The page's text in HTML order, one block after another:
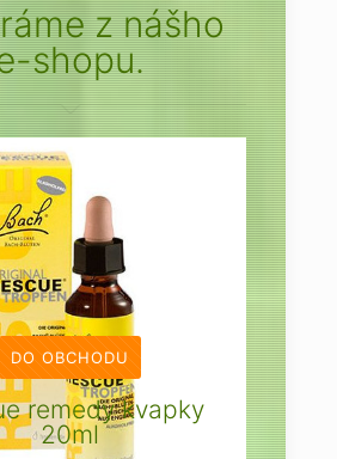
z nášho
shopu.
DO OBCHODU
remedy kvapky
20ml